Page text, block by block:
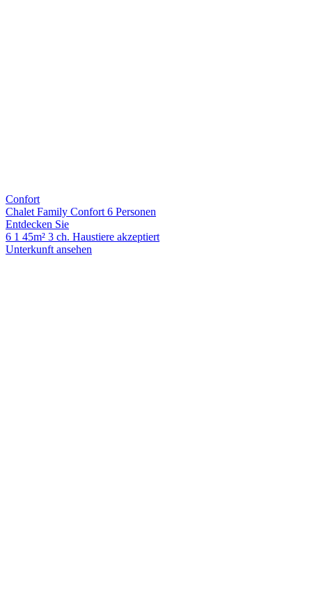
Confort
Chalet Family Confort 6 Personen
Entdecken Sie
6 1 45m² 3 ch. Haustiere akzeptiert
Unterkunft ansehen